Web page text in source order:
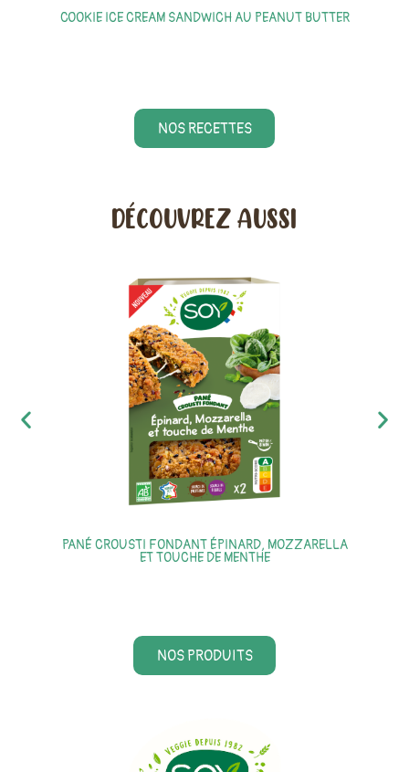
COOKIE ICE CREAM SANDWICH AU PEANUT BUTTER
NOS RECETTES
DÉCOUVREZ AUSSI
PANÉ CROUSTI FONDANT ÉPINARD, MOZZARELLA
ET TOUCHE DE MENTHE
NOS PRODUITS